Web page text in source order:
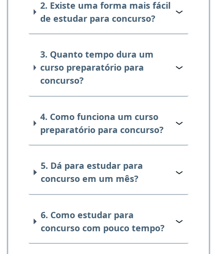
2. Existe uma forma mais fácil
de estudar para concurso?
3. Quanto tempo dura um
curso preparatório para
concurso?
4. Como funciona um curso
preparatório para concurso?
5. Dá para estudar para
concurso em um mês?
6. Como estudar para
concurso com pouco tempo?